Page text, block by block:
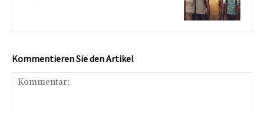
Kommentieren Sie den Artikel